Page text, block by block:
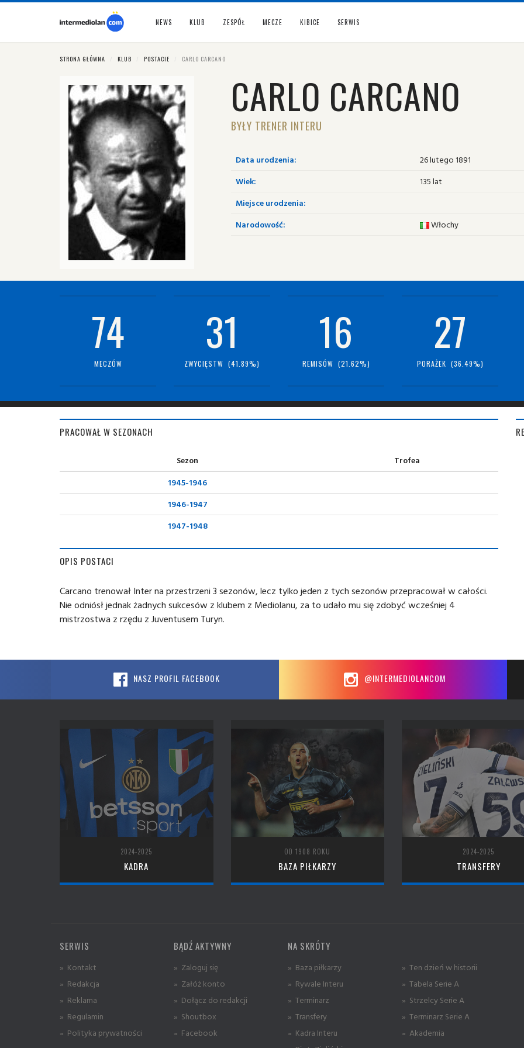
NEWS KLUB ZESPÓŁ MECZE KIBICE SERWIS
STRONA GŁÓWNA KLUB POSTACIE CARLO CARCANO
CARLO CARCANO
BYŁY TRENER INTERU
Data urodzenia:
26 lutego 1891
Wiek:
135 lat
Miejsce urodzenia:
Narodowość:
Włochy
74
MECZÓW
31
ZWYCIĘSTW (41.89%)
16
REMISÓW (21.62%)
27
PORAŻEK (36.49%)
PRACOWAŁ W SEZONACH
Sezon
Trofea
1945-1946
1946-1947
1947-1948
OPIS POSTACI
Carcano trenował Inter na przestrzeni 3 sezonów, lecz tylko jeden z tych sezonów przepracował w całości.
Nie odniósł jednak żadnych sukcesów z klubem z Mediolanu, za to udało mu się zdobyć wcześniej 4
mistrzostwa z rzędu z Juventusem Turyn.
NASZ PROFIL FACEBOOK @INTERMEDIOLANCOM
2024-2025
KADRA
OD 1908 ROKU
BAZA PIŁKARZY
2024-2025
TRANSFERY
SERWIS
» Kontakt
» Redakcja
» Reklama
» Regulamin
» Polityka prywatności
BĄDŹ AKTYWNY
» Zaloguj się
» Załóż konto
» Dołącz do redakcji
» Shoutbox
» Facebook
NA SKRÓTY
» Baza piłkarzy
» Rywale Interu
» Terminarz
» Transfery
» Kadra Interu
» Ten dzień w historii
» Tabela Serie A
» Strzelcy Serie A
» Terminarz Serie A
» Akademia